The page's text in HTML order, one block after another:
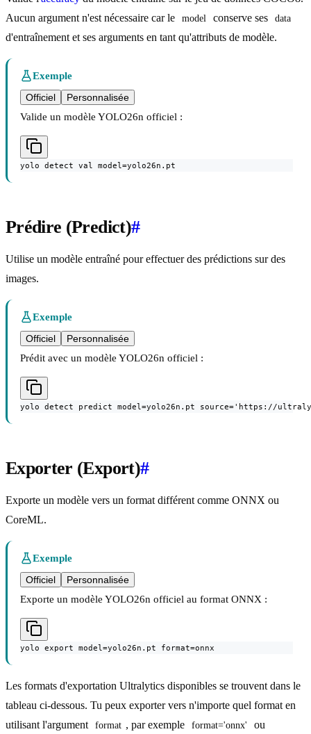
Aucun argument n'est nécessaire car le
model conserve ses data
d'entraînement et ses arguments en tant qu'attributs de modèle.
Exemple
Officiel
Personnalisée
Valide un modèle YOLO26n officiel :
yolo detect val model=yolo26n.pt
Prédire (Predict)#
Utilise un modèle entraîné pour effectuer des prédictions sur des
images.
Exemple
Officiel
Personnalisée
Prédit avec un modèle YOLO26n officiel :
yolo detect predict model=yolo26n.pt source='https://
Exporter (Export)#
Exporte un modèle vers un format différent comme ONNX ou
CoreML.
Exemple
Officiel
Personnalisée
Exporte un modèle YOLO26n officiel au format ONNX :
yolo export model=yolo26n.pt format=onnx
Les formats d'exportation Ultralytics disponibles se trouvent dans le
tableau ci-dessous. Tu peux exporter vers n'importe quel format en
utilisant l'argument
format , par exemple format='onnx' ou